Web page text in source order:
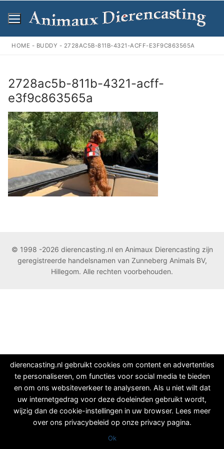
naar
inhoud
HOME - BUDDY - 2728AC5B-811B-4321-ACFF-E3F9C863565A
2728ac5b-811b-4321-acff-
e3f9c863565a
© 1998 -2026 dierencasting.nl en Animaux Dierencasting zijn
geregistreerde handelsnamen van Zunneberg Animals BV,
Hillegom. Alle rechten voorbehouden.
dierencasting.nl gebruikt cookies om content en advertenties
te personaliseren, om functies voor social media te bieden
en om ons websiteverkeer te analyseren. Als u niet wilt dat
uw internetgedrag voor deze doeleinden gebruikt wordt,
wijzig dan de cookie-instellingen in uw browser. Lees meer
over ons privacybeleid op onze privacy pagina.
Ok